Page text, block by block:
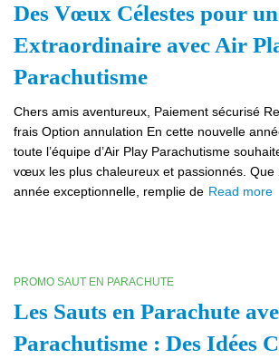
Des Vœux Célestes pour
Extraordinaire avec Air
Parachutisme
Chers amis aventureux, Paiement sécurisé
frais Option annulation En cette nouvelle
toute l’équipe d’Air Play Parachutisme
vœux les plus chaleureux et passionnés. Que
année exceptionnelle, remplie de Read more
PROMO SAUT EN PARACHUTE
Les Sauts en Parachute
Parachutisme : Des Idées